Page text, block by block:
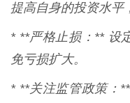
提高自身的投资水平
* **严格止损：** 设
免亏损扩大。
* **关注监管政策：